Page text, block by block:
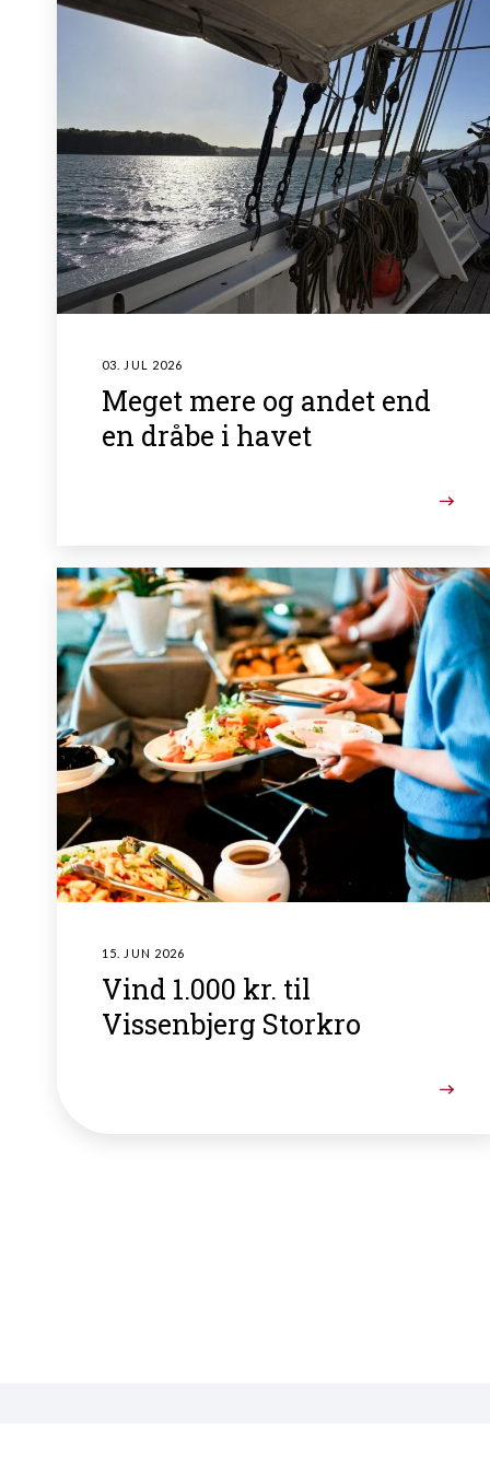
03. JUL 2026
Meget mere og andet end
en dråbe i havet
15. JUN 2026
Vind 1.000 kr. til
Vissenbjerg Storkro